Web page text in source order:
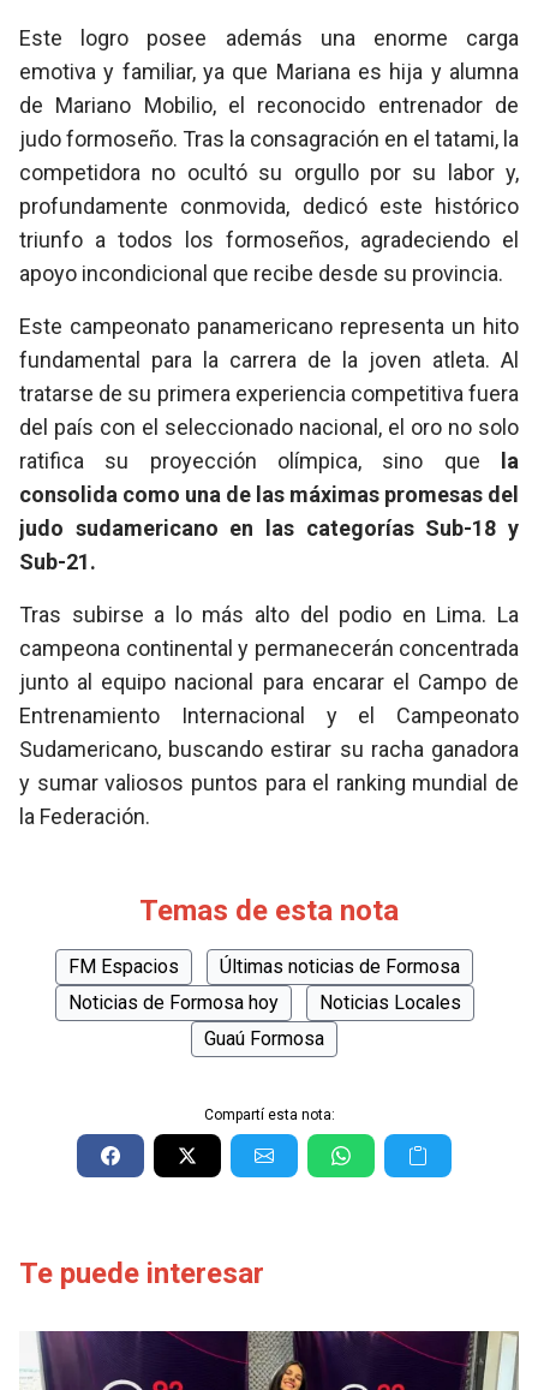
Este logro posee además una enorme carga
emotiva y familiar, ya que Mariana es hija y alumna
de Mariano Mobilio, el reconocido entrenador de
judo formoseño. Tras la consagración en el tatami, la
competidora no ocultó su orgullo por su labor y,
profundamente conmovida, dedicó este histórico
triunfo a todos los formoseños, agradeciendo el
apoyo incondicional que recibe desde su provincia.
Este campeonato panamericano representa un hito
fundamental para la carrera de la joven atleta. Al
tratarse de su primera experiencia competitiva fuera
del país con el seleccionado nacional, el oro no solo
ratifica su proyección olímpica, sino que la
consolida como una de las máximas promesas del
judo sudamericano en las categorías Sub-18 y
Sub-21.
Tras subirse a lo más alto del podio en Lima. La
campeona continental y permanecerán concentrada
junto al equipo nacional para encarar el Campo de
Entrenamiento Internacional y el Campeonato
Sudamericano, buscando estirar su racha ganadora
y sumar valiosos puntos para el ranking mundial de
la Federación.
Temas de esta nota
FM Espacios
Últimas noticias de Formosa
Noticias de Formosa hoy
Noticias Locales
Guaú Formosa
Compartí esta nota:
Te puede interesar